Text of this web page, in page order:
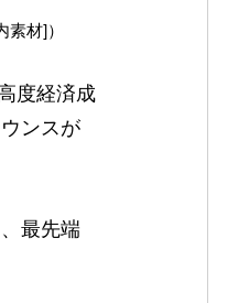
材]）
度経済成
ンスが
最先端